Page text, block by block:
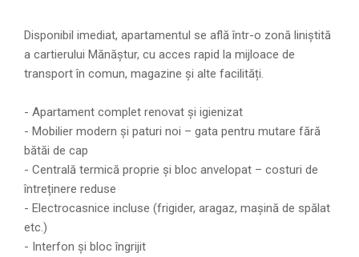
Disponibil imediat, apartamentul se află într-o zonă liniștită
a cartierului Mănăștur, cu acces rapid la mijloace de
transport în comun, magazine și alte facilități.
- Apartament complet renovat și igienizat
- Mobilier modern și paturi noi – gata pentru mutare fără
bătăi de cap
- Centrală termică proprie și bloc anvelopat – costuri de
întreținere reduse
- Electrocasnice incluse (frigider, aragaz, mașină de spălat
etc.)
- Interfon și bloc îngrijit